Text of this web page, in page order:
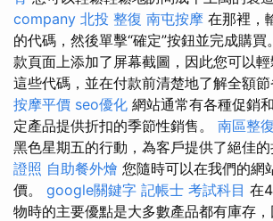
company 北投 整復 南屯按摩 在那裡，
的代碼，然後單擊“確定”按鈕並完成購
款頁面上添加了屏幕截圖，因此您可以
這些代碼，並在付款前清楚地了解全額節
按摩平價 seo優化 網站通常有各種促銷
定產品提供折扣的季節性銷售。 南區整復
黑色星期五的行動，為客戶提供了絕佳的
證照 自助餐外燴 您隨時可以在我們的網
價。 google關鍵字 記帳士 考試科目 在
物時的主要優點是大多數產品都有庫存